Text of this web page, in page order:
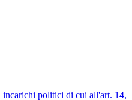
incarichi politici di cui all'art. 14,